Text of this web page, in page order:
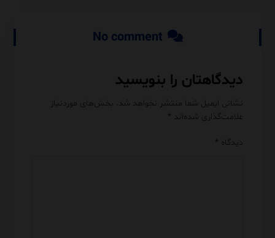
No comment
دیدگاهتان را بنویسید
نشانی ایمیل شما منتشر نخواهد شد. بخش‌های موردنیاز
علامت‌گذاری شده‌اند *
دیدگاه *